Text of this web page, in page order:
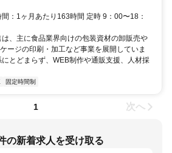
：1ヶ月あたり163時間 定時 9：00〜18：
、主に食品業界向けの包装資材の卸販売や
ージの印刷・加工など事業を展開していま
とどまらず、WEB制作や通販支援、人材採
固定時間制
1 次へ
の新着求人を受け取る